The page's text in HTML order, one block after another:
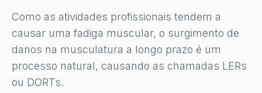
Como as atividades profissionais tendem a
causar uma fadiga muscular, o surgimento de
danos na musculatura a longo prazo é um
processo natural, causando as chamadas LERs
ou DORTs.